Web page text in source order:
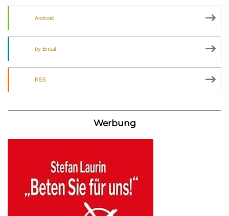
Android
by Email
RSS
Werbung